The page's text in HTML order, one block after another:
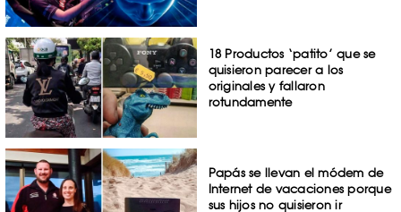
18 Productos ‘patito’ que se
quisieron parecer a los
originales y fallaron
rotundamente
Papás se llevan el módem de
Internet de vacaciones porque
sus hijos no quisieron ir